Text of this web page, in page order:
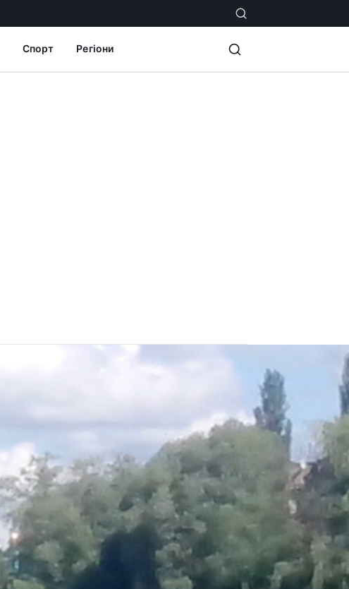
Спорт Регіони